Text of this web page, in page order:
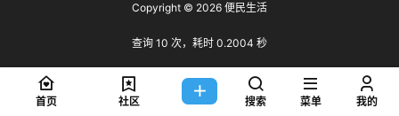
Copyright © 2026 便民生活
查询 10 次，耗时 0.2004 秒
首页 社区 搜索 菜单 我的